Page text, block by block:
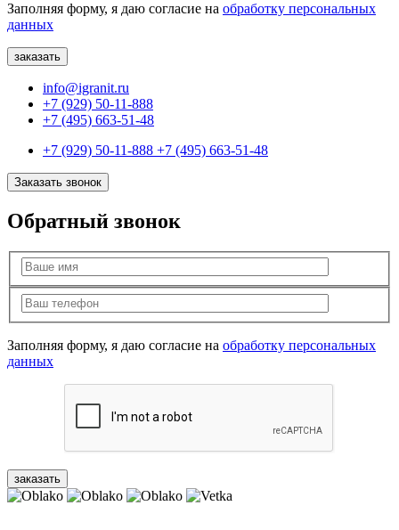
Заполняя форму, я даю согласие на обработку персональных
данных
info@igranit.ru
+7 (929) 50-11-888
+7 (495) 663-51-48
+7 (929) 50-11-888 +7 (495) 663-51-48
Заказать звонок
Обратный звонок
Заполняя форму, я даю согласие на обработку персональных
данных